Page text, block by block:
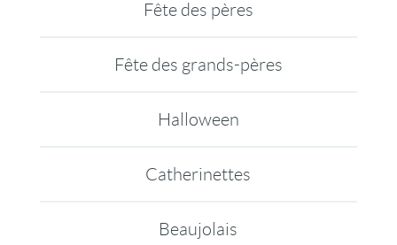
Fête des pères
Fête des grands-pères
Halloween
Catherinettes
Beaujolais